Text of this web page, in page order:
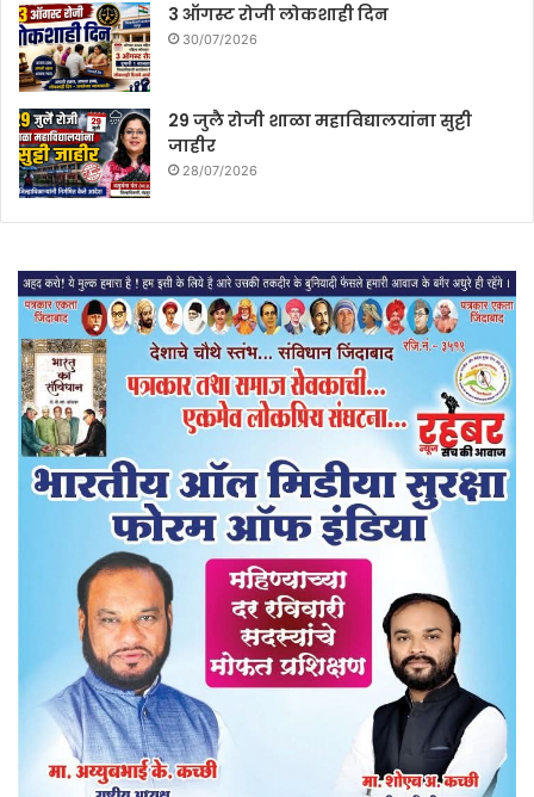
3 ऑगस्ट रोजी लोकशाही दिन
30/07/2026
29 जुलै रोजी शाळा महाविद्यालयांना सुट्टी
जाहीर
28/07/2026